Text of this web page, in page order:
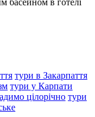
басейном в готелі
тури в Закарпаття
тури у Карпати
цілорічно тури